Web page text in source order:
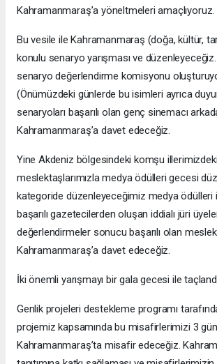
Kahramanmaraş’a yöneltmeleri amaçlıyoruz.
Bu vesile ile Kahramanmaraş (doğa, kültür,
konulu senaryo yarışması ve
senaryo değerlendirme komisyonu
(Önümüzdeki günlerde bu isimleri ayrıca
senaryoları başarılı olan genç sinemacı
Kahramanmaraş’a davet edeceğiz.
Yine Akdeniz bölgesindeki komşu
meslektaşlarımızla medya ödülleri gecesi
kategoride düzenleyeceğimiz medya ödülleri
başarılı gazetecilerden oluşan iddialı jüri
değerlendirmeler sonucu başarılı olan
Kahramanmaraş’a davet edeceğiz.
İki önemli yarışmayı bir gala gecesi ile
Genlik projeleri destekleme programı
projemiz kapsamında bu misafirlerimizi 3 gün
Kahramanmaraş’ta misafir edeceğiz.